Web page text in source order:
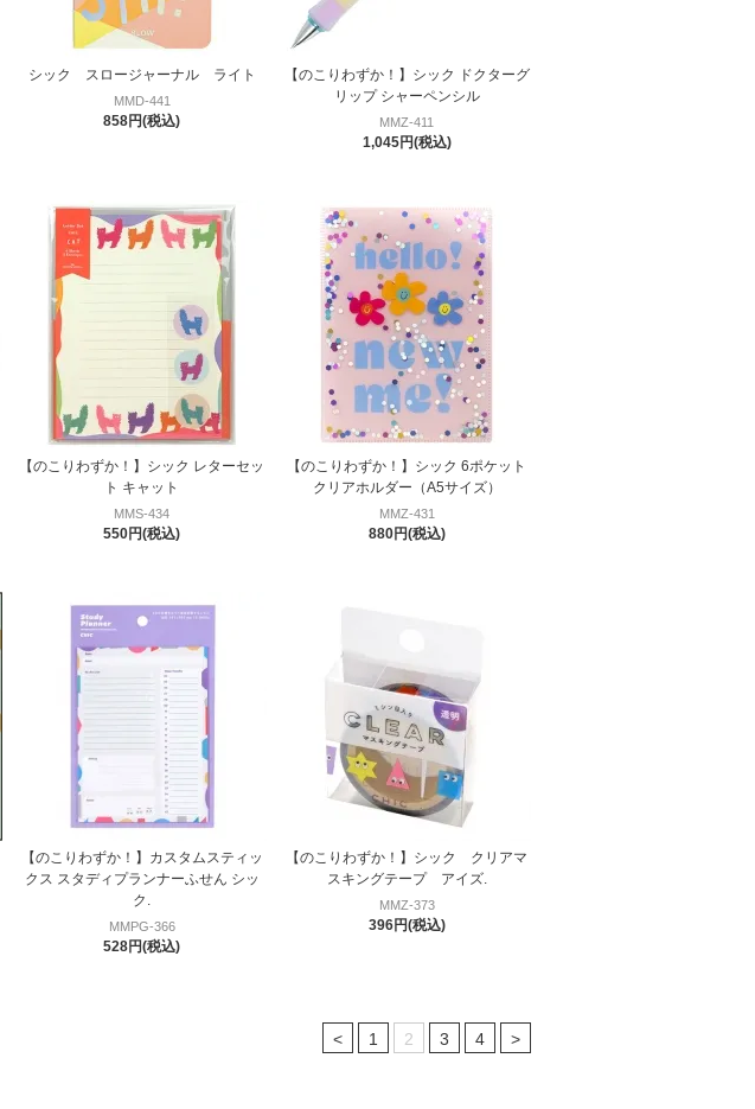
シック スロージャーナル ライト
MMD-441
858円(税込)
【のこりわずか！】シック ドクターグ
リップ シャーペンシル
MMZ-411
1,045円(税込)
【のこりわずか！】シック レターセッ
ト キャット
MMS-434
550円(税込)
【のこりわずか！】シック 6ポケット
クリアホルダー（A5サイズ）
MMZ-431
880円(税込)
【のこりわずか！】カスタムスティッ
クス スタディプランナーふせん シッ
ク.
MMPG-366
528円(税込)
【のこりわずか！】シック クリアマ
スキングテープ アイズ.
MMZ-373
396円(税込)
< 1 2 3 4 >